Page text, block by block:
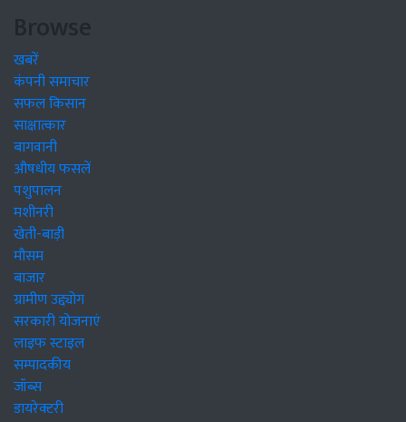
Browse
खबरें
कंपनी समाचार
सफल किसान
साक्षात्कार
बागवानी
औषधीय फसलें
पशुपालन
मशीनरी
खेती-बाड़ी
मौसम
बाजार
ग्रामीण उद्द्योग
सरकारी योजनाएं
लाइफ स्टाइल
सम्पादकीय
जॉब्स
डायरेक्टरी